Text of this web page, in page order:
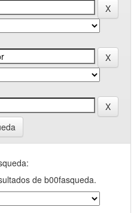
de b00fasqueda.